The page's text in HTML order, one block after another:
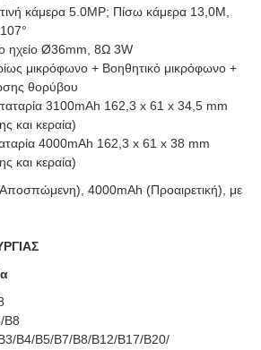
κάμερα 5.0MP; Πίσω κάμερα 13,0M,
ηχείο Ø36mm, 8Ω 3W
μικρόφωνο + Βοηθητικό μικρόφωνο +
θορύβου
3100mAh 162,3 x 61 x 34,5 mm
και κεραία)
4000mAh 162,3 x 61 x 38 mm
και κεραία)
4000mAh (Προαιρετική), με
B8
B4/B5/B7/B8/B12/B17/B20/